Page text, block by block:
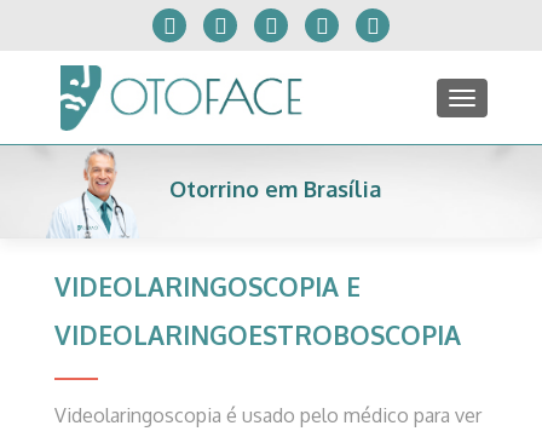
Otorrino em Brasília
VIDEOLARINGOSCOPIA E
VIDEOLARINGOESTROBOSCOPIA
Videolaringoscopia é usado pelo médico para ver